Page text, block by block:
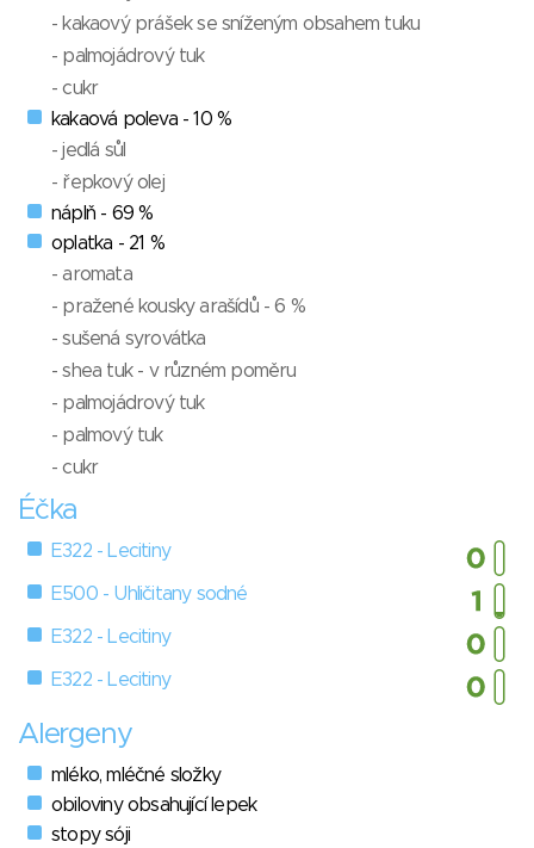
- kakaový prášek se sníženým obsahem tuku
- palmojádrový tuk
- cukr
kakaová poleva - 10 %
- jedlá sůl
- řepkový olej
náplň - 69 %
oplatka - 21 %
- aromata
- pražené kousky arašídů - 6 %
- sušená syrovátka
- shea tuk - v různém poměru
- palmojádrový tuk
- palmový tuk
- cukr
Éčka
E322 - Lecitiny
E500 - Uhličitany sodné
E322 - Lecitiny
E322 - Lecitiny
Alergeny
mléko, mléčné složky
obiloviny obsahující lepek
stopy sóji